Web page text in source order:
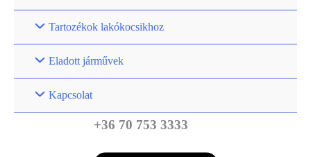
Tartozékok lakókocsikhoz
Eladott járművek
Kapcsolat
+36 70 753 3333